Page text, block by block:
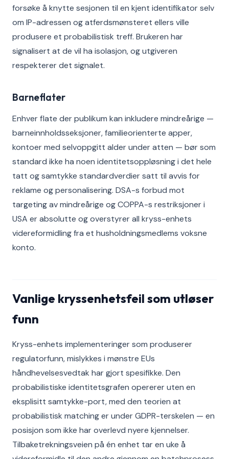
forsøke å knytte sesjonen til en kjent identifikator selv
om IP-adressen og atferdsmønsteret ellers ville
produsere et probabilistisk treff. Brukeren har
signalisert at de vil ha isolasjon, og utgiveren
respekterer det signalet.
Barneflater
Enhver flate der publikum kan inkludere mindreårige —
barneinnholdsseksjoner, familieorienterte apper,
kontoer med selvoppgitt alder under atten — bør som
standard ikke ha noen identitetsoppløsning i det hele
tatt og samtykke standardverdier satt til avvis for
reklame og personalisering. DSA-s forbud mot
targeting av mindreårige og COPPA-s restriksjoner i
USA er absolutte og overstyrer all kryss-enhets
videreformidling fra et husholdningsmedlems voksne
konto.
Vanlige kryssenhetsfeil som utløser
funn
Kryss-enhets implementeringer som produserer
regulatorfunn, mislykkes i mønstre EUs
håndhevelsesvedtak har gjort spesifikke. Den
probabilistiske identitetsgrafen opererer uten en
eksplisitt samtykke-port, med den teorien at
probabilistisk matching er under GDPR-terskelen — en
posisjon som ikke har overlevd nyere kjennelser.
Tilbaketrekningsveien på én enhet tar en uke å